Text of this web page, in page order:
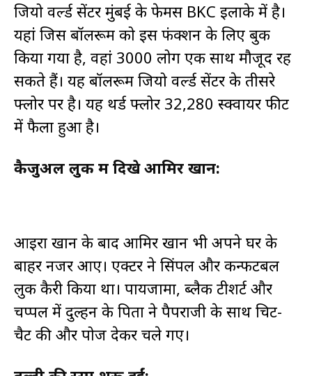
जियो वर्ल्ड सेंटर मुंबई के फेमस BKC इलाके में है।
यहां जिस बॉलरूम को इस फंक्शन के लिए बुक
किया गया है, वहां 3000 लोग एक साथ मौजूद रह
सकते हैं। यह बॉलरूम जियो वर्ल्ड सेंटर के तीसरे
फ्लोर पर है। यह थर्ड फ्लोर 32,280 स्क्वायर फीट
में फैला हुआ है।
कैजुअल लुक में दिखे आमिर खान:
आइरा खान के बाद आमिर खान भी अपने घर के
बाहर नजर आए। एक्टर ने सिंपल और कन्फर्टेबल
लुक कैरी किया था। पायजामा, ब्लैक टीशर्ट और
चप्पल में दुल्हन के पिता ने पैपराजी के साथ चिट-
चैट की और पोज देकर चले गए।